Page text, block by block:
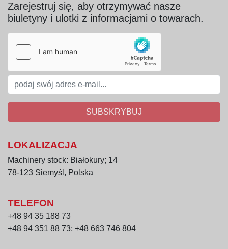
wysokiej odporności na korozję i łatwego
czyszczenia.
Najważniejsze zalety
W pełni nierdzewna konstrukcja – odporność
na korozję i łatwość utrzymania higieny,
Bezpieczne barierki i stabilna platforma,
płynna i niezawodna praca,
Kompaktowe wymiary pozwalają na łatwe
Solidna i trwała konstrukcja, przystosowana
do intensywnej eksploatacji.
Zarejestruj się, aby otrzymywać nasze
biuletyny i ulotki z informacjami o towarach.
SUBSKRYBUJ
LOKALIZACJA
Machinery stock: Białokury; 14
78-123 Siemyśl, Polska
TELEFON
+48 94 35 188 73
+48 94 351 88 73; +48 663 746 804